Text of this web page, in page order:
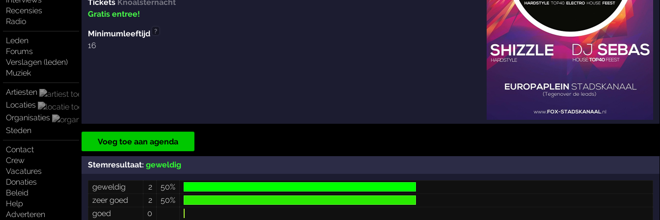
Recensies
Radio
Leden
Forums
Verslagen (leden)
Muziek
Artiesten
Locaties
Organisaties
Steden
Contact
Crew
Vacatures
Donaties
Beleid
Help
Adverteren
Tickets Knoalsternacht
Gratis entree!
Minimumleeftijd ?
16
Voeg toe aan agenda
Stemresultaat: geweldig
geweldig 2
50%
zeer goed
2
50%
goed
0